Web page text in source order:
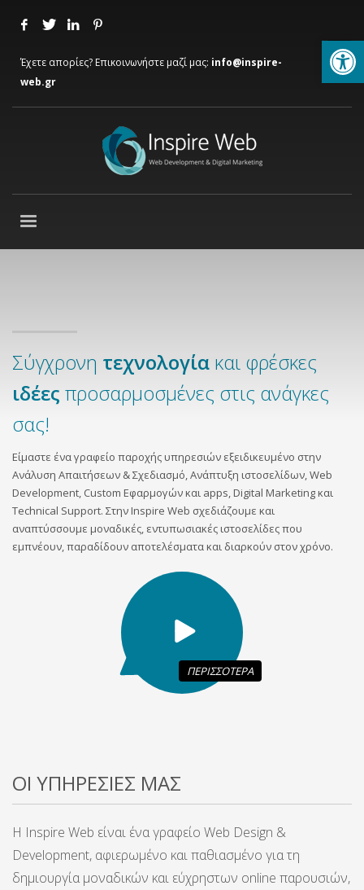
Έχετε απορίες? Επικοινωνήστε μαζί μας: info@inspire-
web.gr
Σύγχρονη τεχνολογία και φρέσκες
ιδέες προσαρμοσμένες στις ανάγκες
σας!
Είμαστε ένα γραφείο παροχής υπηρεσιών εξειδικευμένο στην
Ανάλυση Απαιτήσεων & Σχεδιασμό, Ανάπτυξη ιστοσελίδων, Web
Development, Custom Εφαρμογών και apps, Digital Marketing και
Technical Support. Στην Inspire Web σχεδιάζουμε και
αναπτύσσουμε μοναδικές, εντυπωσιακές ιστοσελίδες που
εμπνέουν, παραδίδουν αποτελέσματα και διαρκούν στον χρόνο.
ΠΕΡΙΣΣΟΤΕΡΑ
ΟΙ ΥΠΗΡΕΣΙΕΣ ΜΑΣ
Η Inspire Web είναι ένα γραφείο Web Design &
Development, αφιερωμένο και παθιασμένο για τη
δημιουργία μοναδικών και εύχρηστων online παρουσιών,